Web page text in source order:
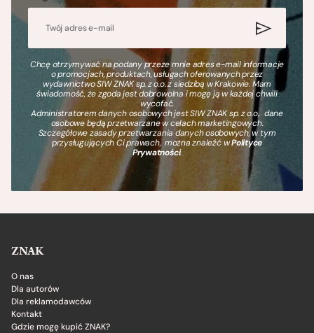
Chcę otrzymywać na podany przeze mnie adres e-mail informacje
o promocjach, produktach, usługach oferowanych przez
wydawnictwo SIW ZNAK sp. z o.o. z siedzibą w Krakowie. Mam
świadomość, że zgoda jest dobrowolna i mogę ją w każdej chwili
wycofać.
Administratorem danych osobowych jest SIW ZNAK sp. z o.o., dane
osobowe będą przetwarzane w celach marketingowych.
Szczegółowe zasady przetwarzania danych osobowych, w tym
przysługujących Ci prawach, można znaleźć wPolityce
Prywatności.
ZNAK
O nas
Dla autorów
Dla reklamodawców
Kontakt
Gdzie mogę kupić ZNAK?